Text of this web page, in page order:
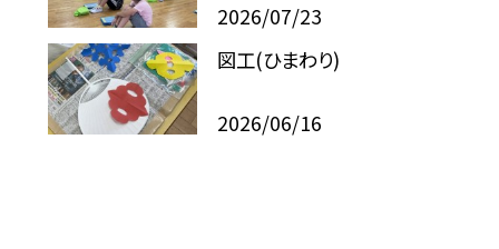
2026/07/23
図工(ひまわり)
2026/06/16